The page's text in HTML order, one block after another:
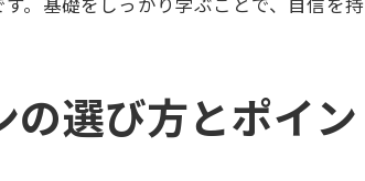
面での注意事項とケア方法
ッスン後のフォローアップ活動
ッスンでスキルアップするための秘訣
選び方とポイン